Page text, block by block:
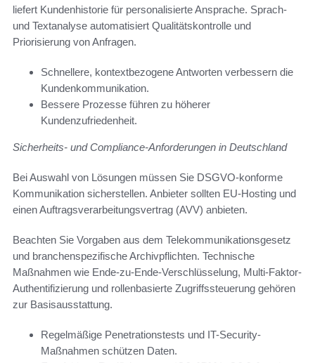
liefert Kundenhistorie für personalisierte Ansprache. Sprach-
und Textanalyse automatisiert Qualitätskontrolle und
Priorisierung von Anfragen.
Schnellere, kontextbezogene Antworten verbessern die
Kundenkommunikation.
Bessere Prozesse führen zu höherer
Kundenzufriedenheit.
Sicherheits- und Compliance-Anforderungen in Deutschland
Bei Auswahl von Lösungen müssen Sie DSGVO-konforme
Kommunikation sicherstellen. Anbieter sollten EU‑Hosting und
einen Auftragsverarbeitungsvertrag (AVV) anbieten.
Beachten Sie Vorgaben aus dem Telekommunikationsgesetz
und branchenspezifische Archivpflichten. Technische
Maßnahmen wie Ende‑zu‑Ende-Verschlüsselung, Multi-Faktor-
Authentifizierung und rollenbasierte Zugriffssteuerung gehören
zur Basisausstattung.
Regelmäßige Penetrationstests und IT-Security-
Maßnahmen schützen Daten.